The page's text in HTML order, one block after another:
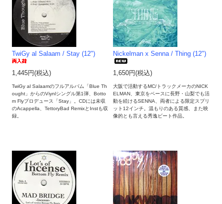
TwiGy al Salaam / Stay (12")
1,445円(税込)
TwiGy al Salaamのフルアルバム「Blue Th
ought」からのViynlシングル第1弾、Botto
m Flyプロデュース「Stay」。CDには未収
のAcappella、TettoryBad RemixとInstも収
録。
Nickelman x Senna / Thing (12")
1,650円(税込)
大阪で活動するMC/トラックメーカのNICK
ELMAN、東京をベースに長野・山梨でも活
動を続けるSENNA、両者による限定スプリ
ット12インチ。温もりのある質感、また映
像的とも言える秀逸ビート作品。